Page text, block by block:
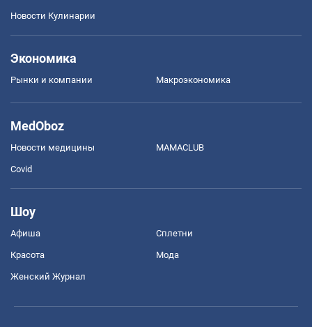
Новости Кулинарии
Экономика
Рынки и компании Mакроэкономика
MedOboz
Новости медицины MAMACLUB
Covid
Шоу
Афиша Сплетни
Красота Мода
Женский Журнал